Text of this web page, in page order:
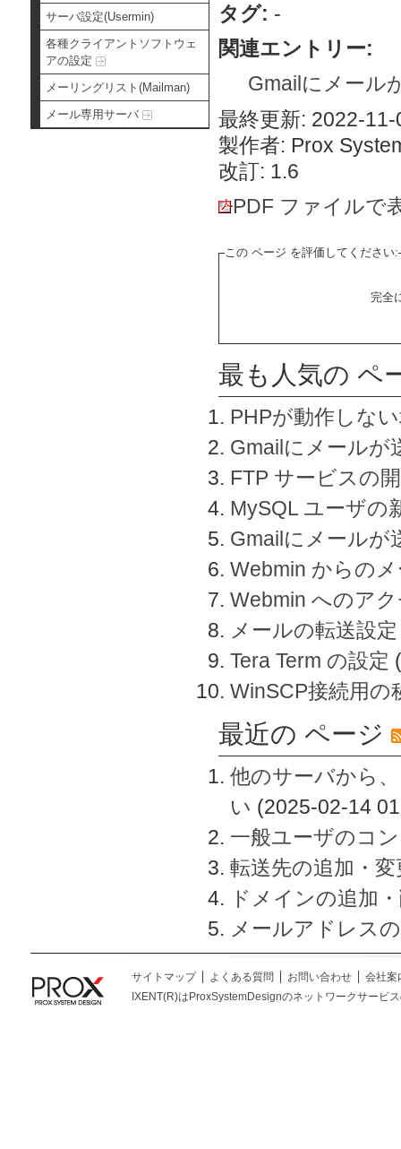
サーバ設定(Usermin)
各種クライアントソフトウェ
アの設定
メーリングリスト(Mailman)
メール専用サーバ
タグ: -
関連エントリー:
Gmailにメール
最終更新: 2022-
製作者: Prox
改訂: 1.6
PDF ファイルで
この ページ を評価してください:
完全
最も人気の ペ
PHPが動作しな
Gmailにメールが
FTP サービスの
MySQL ユーザの
Gmailにメールが
Webmin からの
Webmin へのア
メールの転送設定
Tera Term の設定
WinSCP接続用の
最近の ページ
他のサーバから
い (2025-02-14
一般ユーザのコ
転送先の追加・
ドメインの追加
メールアドレス
サイトマップ よくある質問 お問い合わせ
会社案
IXENT(R)はProxSystemDesignのネットワークサービ